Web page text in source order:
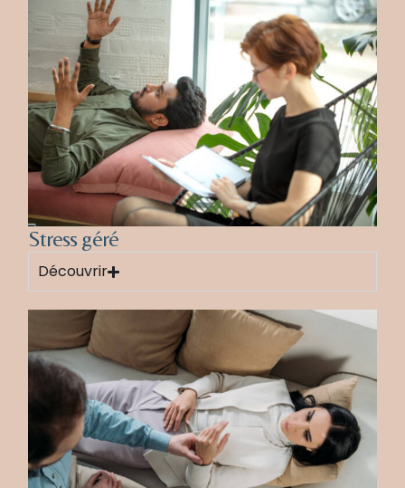
Stress géré
Découvrir